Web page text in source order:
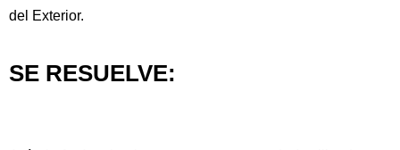
del Exterior.
SE RESUELVE: